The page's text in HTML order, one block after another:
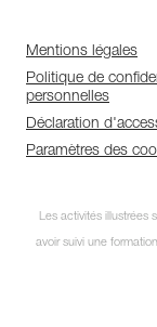
Mentions légales
Politique de
personnelles
Déclaration
Paramètres des
Les activités illustrées
avoir suivi une